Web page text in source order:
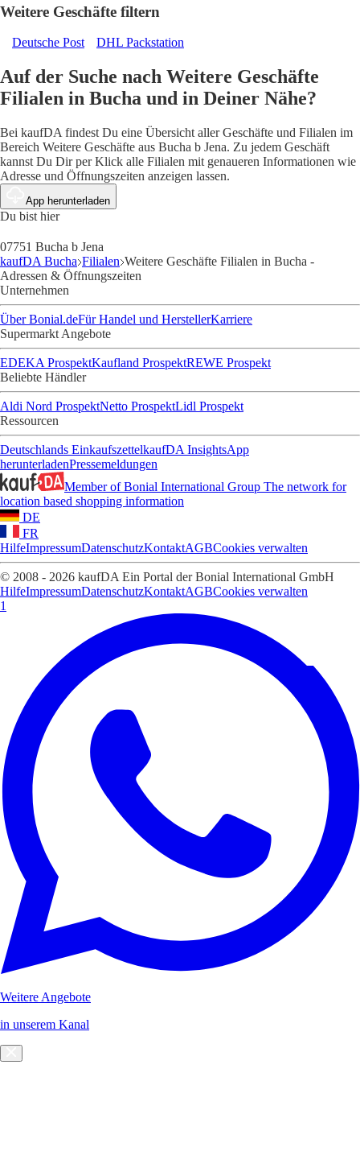
Weitere Geschäfte filtern
Deutsche Post DHL Packstation
Auf der Suche nach Weitere Geschäfte
Filialen in Bucha und in Deiner Nähe?
Bei kaufDA findest Du eine Übersicht aller Geschäfte und Filialen im
Bereich Weitere Geschäfte aus Bucha b Jena. Zu jedem Geschäft
kannst Du Dir per Klick alle Filialen mit genaueren Informationen wie
Adresse und Öffnungszeiten anzeigen lassen.
App herunterladen
Du bist hier
07751 Bucha b Jena
kaufDA Bucha Filialen Weitere Geschäfte Filialen in Bucha -
Adressen & Öffnungszeiten
Unternehmen
Über Bonial.deFür Handel und HerstellerKarriere
Supermarkt Angebote
EDEKA ProspektKaufland ProspektREWE Prospekt
Beliebte Händler
Aldi Nord ProspektNetto ProspektLidl Prospekt
Ressourcen
Deutschlands EinkaufszettelkaufDA InsightsApp
herunterladenPressemeldungen
Member of Bonial International Group The network for
location based shopping information
DE
FR
HilfeImpressumDatenschutzKontaktAGBCookies verwalten
© 2008 - 2026 kaufDA Ein Portal der Bonial International GmbH
HilfeImpressumDatenschutzKontaktAGBCookies verwalten
1
Weitere Angebote
in unserem Kanal